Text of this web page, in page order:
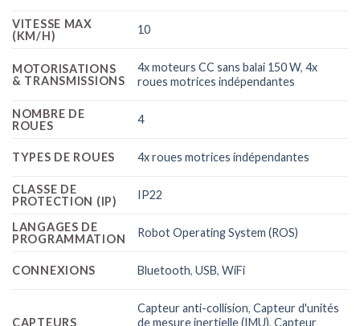
VITESSE MAX
(KM/H)
10
MOTORISATIONS
& TRANSMISSIONS
4x moteurs CC sans balai 150 W,4x
roues motrices indépendantes
NOMBRE DE
ROUES
4
TYPES DE ROUES 4x roues motrices indépendantes
CLASSE DE
PROTECTION (IP)
IP22
LANGAGES DE
PROGRAMMATION
Robot Operating System (ROS)
CONNEXIONS Bluetooth,USB,WiFi
CAPTEURS
Capteur anti-collision,Capteur d'unités
de mesure inertielle (IMU),Capteur